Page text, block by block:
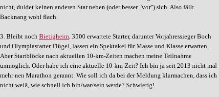
nicht, duldet keinen anderen Star neben (oder besser "vor") sich. Also fällt
Backnang wohl flach.
3. Bleibt noch Bietigheim. 3500 erwartete Starter, darunter Vorjahressieger Boch
und Olympiastarter Flügel, lassen ein Spektakel für Masse und Klasse erwarten.
Aber Startblöcke nach aktuellen 10-km-Zeiten machen meine Teilnahme
unmöglich. Oder habe ich eine aktuelle 10-km-Zeit? Ich bin ja seit 2013 nicht mal
mehr nen Marathon gerannt. Wie soll ich da bei der Meldung klarmachen, dass ich
nicht weiß, wie schnell ich bin/war/sein werde? Schwierig!